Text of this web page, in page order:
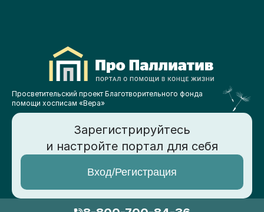
Просветительский проект Благотворительного фонда
помощи хосписам «Вера»
Зарегистрируйтесь
и настройте портал для себя
Вход/Регистрация